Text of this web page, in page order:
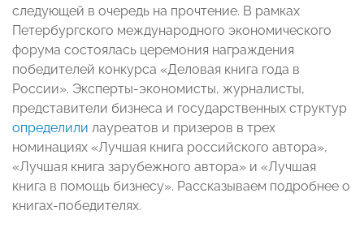
следующей в очередь на прочтение. В рамках
Петербургского международного экономического
форума состоялась церемония награждения
победителей конкурса «Деловая книга года в
России». Эксперты-экономисты, журналисты,
представители бизнеса и государственных структур
определили лауреатов и призеров в трех
номинациях «Лучшая книга российского автора»,
«Лучшая книга зарубежного автора» и «Лучшая
книга в помощь бизнесу». Рассказываем подробнее о
книгах-победителях.